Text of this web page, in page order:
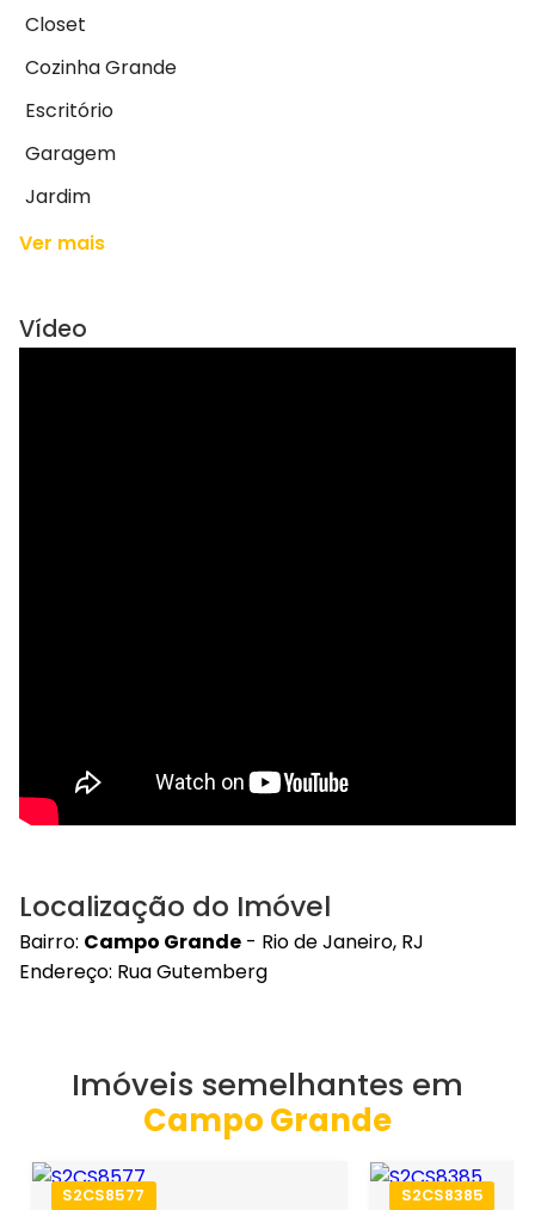
Closet
Cozinha Grande
Escritório
Garagem
Jardim
Ver mais
Vídeo
Localização do Imóvel
Bairro: Campo Grande - Rio de Janeiro, RJ
Endereço: Rua Gutemberg
Imóveis semelhantes em
Campo Grande
S2CS8577 S2CS8385